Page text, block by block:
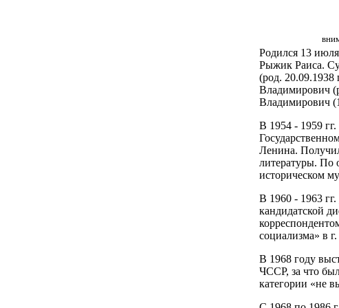
Родился 13
Рыжик Раиса.
(род.
Владимирович
Владимирович
В 1954 - 1959
Ленина.
литературы. По
историческом
В 1960 - 1963
кандидатской
социализма» в
В 1968 году
ЧССР, за что
категории «не